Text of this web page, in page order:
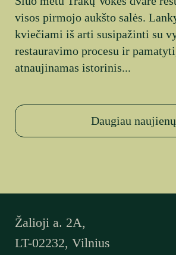
visos pirmojo aukšto salės.
kviečiami iš arti susipažinti su
restauravimo procesu ir
atnaujinamas istorinis...
Daugiau naujienų
Žalioji a. 2A,
LT-02232, Vilnius